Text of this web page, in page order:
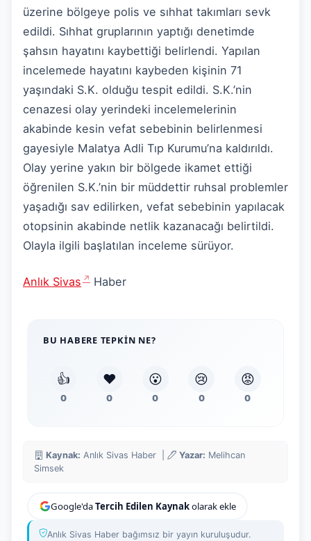
üzerine bölgeye polis ve sıhhat takımları sevk
edildi. Sıhhat gruplarının yaptığı denetimde
şahsın hayatını kaybettiği belirlendi. Yapılan
incelemede hayatını kaybeden kişinin 71
yaşındaki S.K. olduğu tespit edildi. S.K.’nin
cenazesi olay yerindeki incelemelerinin
akabinde kesin vefat sebebinin belirlenmesi
gayesiyle Malatya Adli Tıp Kurumu’na kaldırıldı.
Olay yerine yakın bir bölgede ikamet ettiği
öğrenilen S.K.’nin bir müddettir ruhsal problemler
yaşadığı sav edilirken, vefat sebebinin yapılacak
otopsinin akabinde netlik kazanacağı belirtildi.
Olayla ilgili başlatılan inceleme sürüyor.
Anlık Sivas Haber
BU HABERE TEPKIN NE?
👍
0
❤️
0
😮
0
😢
0
😡
0
Kaynak: Anlık Sivas Haber | Yazar: Melihcan
Simsek
Google'daTercih Edilen Kaynakolarak ekle
Anlık Sivas Haber bağımsız bir yayın kuruluşudur.